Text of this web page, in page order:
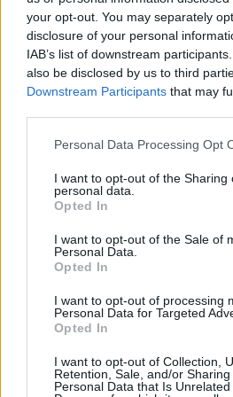
your opt-out. You may separately
disclosure of your personal
IAB’s list of downstream
also be disclosed by us to third
Downstream Participants that may
Personal Data Processing Opt
I want to opt-out of the Sharing
personal data.
Opted In
I want to opt-out of the Sale of
Personal Data.
Opted In
I want to opt-out of processing
Personal Data for Targeted
Opted In
I want to opt-out of Collection,
Retention, Sale, and/or
Personal Data that Is
fantastico di Bernabé e
scaraventando in rete il
Coulibaly. Poco dopo il 98
rimorchio proprio Sohm,
poco alta. Sardi che
in vantaggio con uno dei
che riceve da Adopo e
arcobaleno che si spegne
da buona posizione, ma è
finale pazzesco.
Charpentier, e rigore che
con freddezza. E' l'87' e